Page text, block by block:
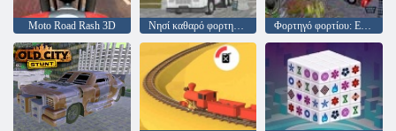
Moto Road Rash 3D Νησί καθαρό φορτηγό σκουπίδια Sim